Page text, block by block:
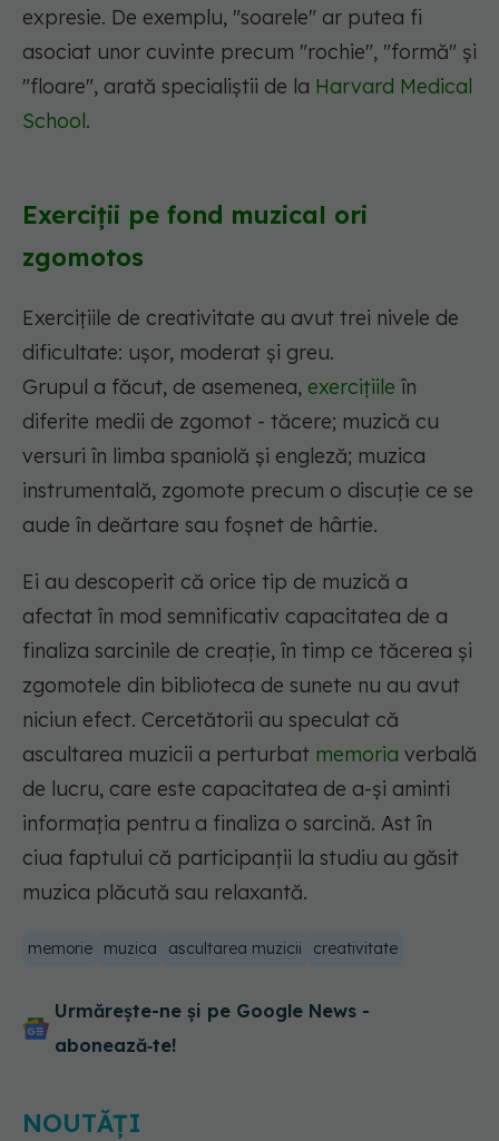
expresie. De exemplu, "soarele" ar putea fi
asociat unor cuvinte precum "rochie", "formă" și
"floare", arată specialiștii de la Harvard Medical
School.
Exerciții pe fond muzical ori
zgomotos
Exercițiile de creativitate au avut trei nivele de
dificultate: ușor, moderat și greu.
Grupul a făcut, de asemenea, exercițiile în
diferite medii de zgomot - tăcere; muzică cu
versuri în limba spaniolă și engleză; muzica
instrumentală, zgomote precum o discuție ce se
aude în deărtare sau foșnet de hârtie.
Ei au descoperit că orice tip de muzică a
afectat în mod semnificativ capacitatea de a
finaliza sarcinile de creație, în timp ce tăcerea și
zgomotele din biblioteca de sunete nu au avut
niciun efect. Cercetătorii au speculat că
ascultarea muzicii a perturbat memoria verbală
de lucru, care este capacitatea de a-și aminti
informația pentru a finaliza o sarcină. Ast în
ciua faptului că participanții la studiu au găsit
muzica plăcută sau relaxantă.
memorie muzica ascultarea muzicii creativitate
Urmărește-ne și pe Google News -
abonează‑te!
NOUTĂȚI